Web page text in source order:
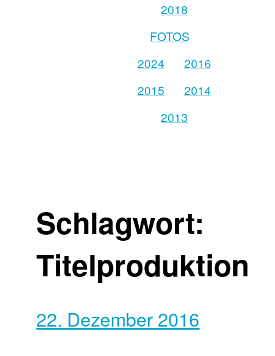
2018
FOTOS
2024
2016
2015
2014
2013
Schlagwort:
Titelproduktion
22. Dezember 2016